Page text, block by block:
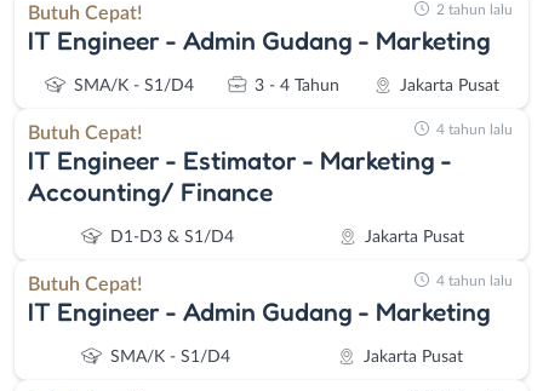
Butuh Cepat!
IT Engineer - Admin Gudang - Marketing
SMA/K - S1/D4 3 - 4 Tahun Jakarta Pusat
2 tahun lalu
Butuh Cepat!
IT Engineer - Estimator - Marketing -
Accounting/ Finance
D1-D3 & S1/D4 Jakarta Pusat
4 tahun lalu
Butuh Cepat!
IT Engineer - Admin Gudang - Marketing
SMA/K - S1/D4 Jakarta Pusat
4 tahun lalu